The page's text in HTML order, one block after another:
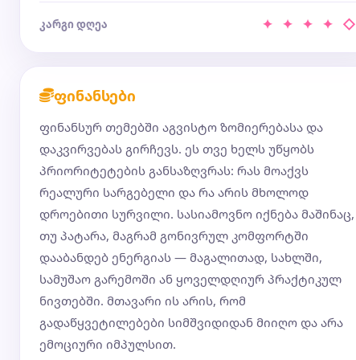
კარგი დღეა ✦ ✦ ✦ ✦ ◇
ფინანსები
ფინანსურ თემებში აგვისტო ზომიერებასა და
დაკვირვებას გირჩევს. ეს თვე ხელს უწყობს
პრიორიტეტების განსაზღვრას: რას მოაქვს
რეალური სარგებელი და რა არის მხოლოდ
დროებითი სურვილი. სასიამოვნო იქნება მაშინაც,
თუ პატარა, მაგრამ გონივრულ კომფორტში
დააბანდებ ენერგიას — მაგალითად, სახლში,
სამუშაო გარემოში ან ყოველდღიურ პრაქტიკულ
ნივთებში. მთავარი ის არის, რომ
გადაწყვეტილებები სიმშვიდიდან მიიღო და არა
ემოციური იმპულსით.